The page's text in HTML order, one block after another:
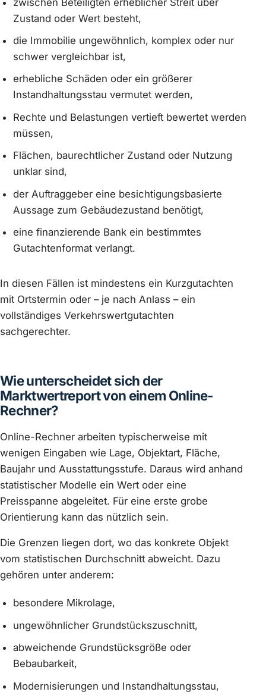
Zustand oder Wert besteht,
die Immobilie ungewöhnlich, komplex oder nur
schwer vergleichbar ist,
erhebliche Schäden oder ein größerer
Instandhaltungsstau vermutet werden,
Rechte und Belastungen vertieft bewertet werden
müssen,
Flächen, baurechtlicher Zustand oder Nutzung
unklar sind,
der Auftraggeber eine besichtigungsbasierte
Aussage zum Gebäudezustand benötigt,
eine finanzierende Bank ein bestimmtes
Gutachtenformat verlangt.
In diesen Fällen ist mindestens ein Kurzgutachten
mit Ortstermin oder – je nach Anlass – ein
vollständiges Verkehrswertgutachten
sachgerechter.
Wie unterscheidet sich der
Marktwertreport von einem Online-
Rechner?
Online-Rechner arbeiten typischerweise mit
wenigen Eingaben wie Lage, Objektart, Fläche,
Baujahr und Ausstattungsstufe. Daraus wird anhand
statistischer Modelle ein Wert oder eine
Preisspanne abgeleitet. Für eine erste grobe
Orientierung kann das nützlich sein.
Die Grenzen liegen dort, wo das konkrete Objekt
vom statistischen Durchschnitt abweicht. Dazu
gehören unter anderem:
besondere Mikrolage,
ungewöhnlicher Grundstückszuschnitt,
abweichende Grundstücksgröße oder
Bebaubarkeit,
Modernisierungen und Instandhaltungsstau,